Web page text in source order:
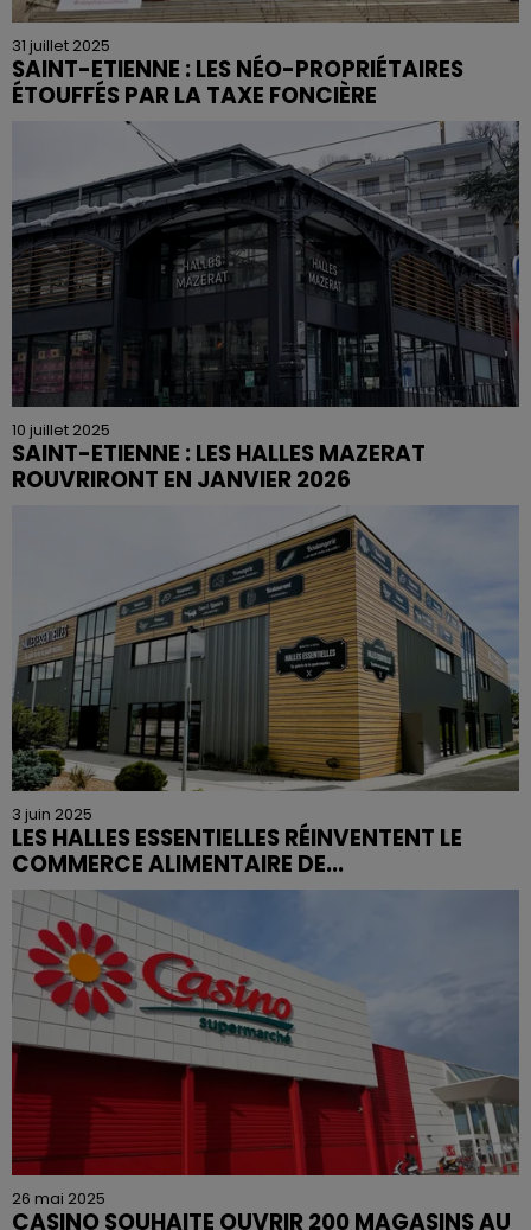
31 juillet 2025
SAINT-ETIENNE : LES NÉO-PROPRIÉTAIRES
ÉTOUFFÉS PAR LA TAXE FONCIÈRE
10 juillet 2025
SAINT-ETIENNE : LES HALLES MAZERAT
ROUVRIRONT EN JANVIER 2026
3 juin 2025
LES HALLES ESSENTIELLES RÉINVENTENT LE
COMMERCE ALIMENTAIRE DE...
26 mai 2025
CASINO SOUHAITE OUVRIR 200 MAGASINS AU